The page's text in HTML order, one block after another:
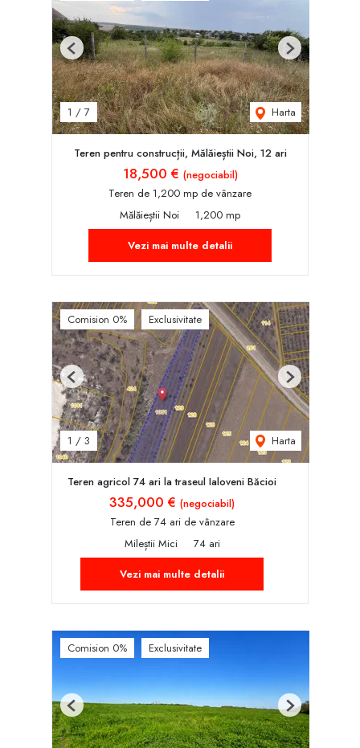
1 / 7 Harta
Previous Next
Teren pentru construcții, Mălăieștii Noi, 12 ari
18,500 € (negociabil)
Teren de 1,200 mp de vânzare
Mălăieștii Noi
1,200 mp
Vezi mai multe detalii
Comision 0% Exclusivitate
1 / 3 Harta
Previous Next
Teren agricol 74 ari la traseul Ialoveni Băcioi
335,000 € (negociabil)
Teren de 74 ari de vânzare
Mileștii Mici
74 ari
Vezi mai multe detalii
Comision 0% Exclusivitate
Previous Next